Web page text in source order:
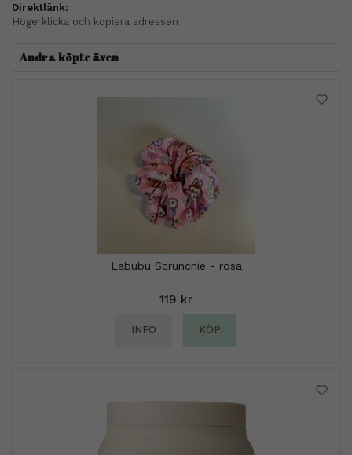
Direktlänk:
Högerklicka och kopiera adressen
Andra köpte även
Labubu Scrunchie - rosa
119 kr
INFO KÖP